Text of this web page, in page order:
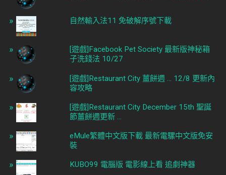
自然輸入法11 免破解序號下載
[遊戲]Facebook Pet Society 最新版神秘箱
子洗錢法 10/27
[遊戲]Restaurant City 薑餅週 ... 12/8 更新內
容攻略
[遊戲]Restaurant City December 15th 聖誕
節薑餅週更新 ...
eMule繁體中文版下載 最新電騾中文版免安
裝
KUBO99 電腦版 電影線上看 追劇神器